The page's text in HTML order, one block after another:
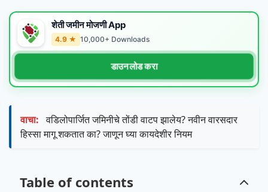
शेती जमीन मोजणी App
4.9 ★ 10,000+ Downloads
डाउनलोड करा
वाचा: वडिलोपार्जित जमिनीचे तोंडी वाटप झालेय? नवीन वारसदार
हिस्सा मागू शकतात का? जाणून घ्या कायदेशीर नियम
Table of contents